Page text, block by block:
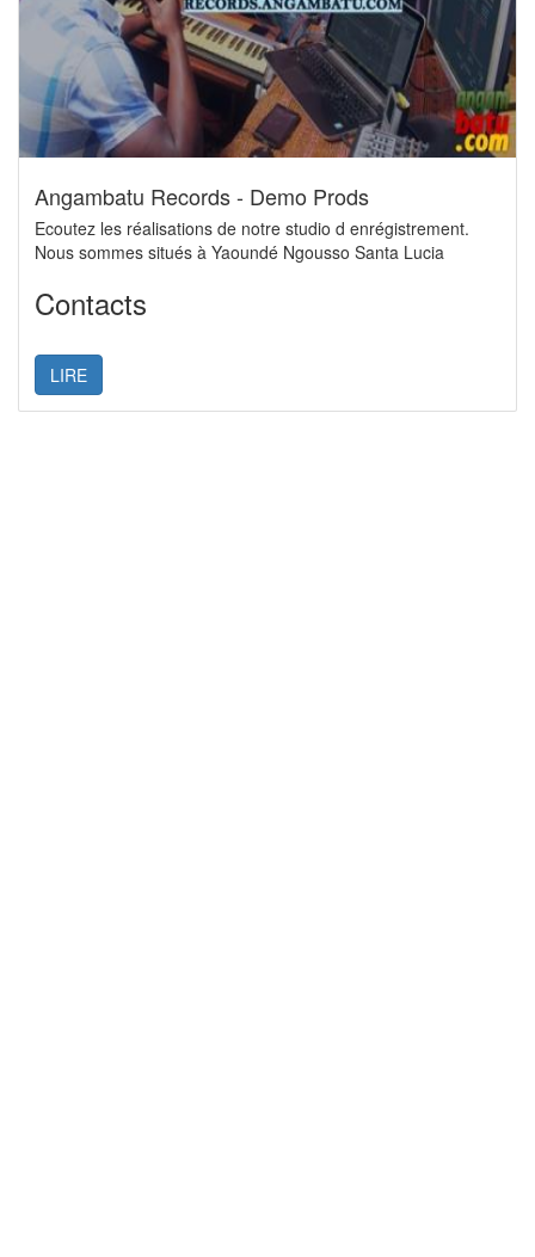
Angambatu Records - Demo Prods
Ecoutez les réalisations de notre studio d enrégistrement.
Nous sommes situés à Yaoundé Ngousso Santa Lucia
Contacts
LIRE